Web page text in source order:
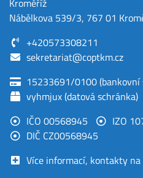
Nábělkova 539/3, 767 01
+420573308211
sekretariat@coptkm.cz
15233691/0100 (bankovní
vyhmjux (datová schránka)
IČO 00568945
IZO
DIČ CZ00568945
Více informací, kontakty